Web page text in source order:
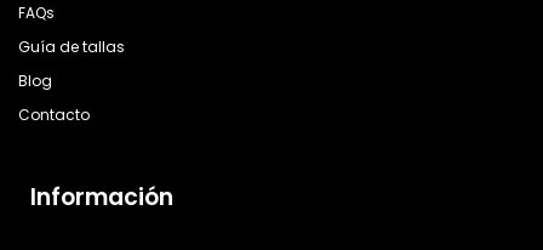
FAQs
Guía de tallas
Blog
Contacto
Información